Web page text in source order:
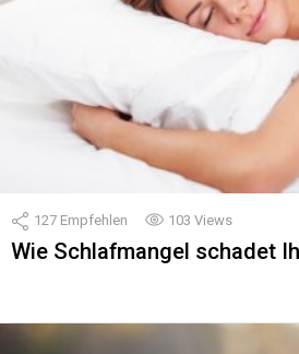
127 Empfehlen 103 Views
Wie Schlafmangel schadet